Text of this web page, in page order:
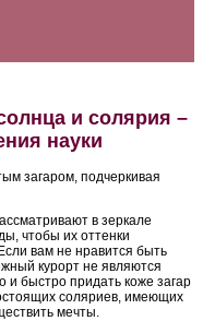
и солярия –
науки
загаром, подчеркивая
в зеркале
чтобы их оттенки
вам не нравится быть
курорт не являются
и быстро придать коже загар
соляриев, имеющих
мечты.